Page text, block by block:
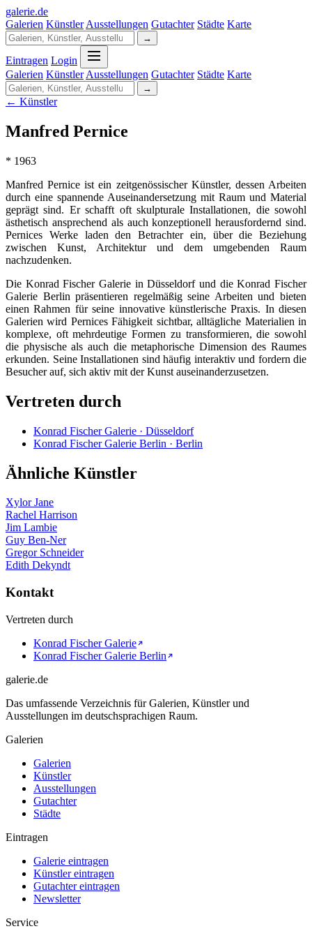
galerie.de
Galerien Künstler Ausstellungen Gutachter Städte Karte
→
Eintragen Login
Galerien Künstler Ausstellungen Gutachter Städte Karte
→
← Künstler
Manfred Pernice
* 1963
Manfred Pernice ist ein zeitgenössischer Künstler, dessen Arbeiten
durch eine spannende Auseinandersetzung mit Raum und Material
geprägt sind. Er schafft oft skulpturale Installationen, die sowohl
ästhetisch ansprechend als auch konzeptionell herausfordernd sind.
Pernices Werke laden den Betrachter ein, über die Beziehung
zwischen Kunst, Architektur und dem umgebenden Raum
nachzudenken.
Die Konrad Fischer Galerie in Düsseldorf und die Konrad Fischer
Galerie Berlin präsentieren regelmäßig seine Arbeiten und bieten
einen Rahmen für seine innovative künstlerische Praxis. In diesen
Galerien wird Pernices Fähigkeit sichtbar, alltägliche Materialien in
komplexe, oft mehrdeutige Formen zu transformieren, die sowohl
die physische als auch die metaphorische Dimension des Raumes
erkunden. Seine Installationen sind häufig interaktiv und fordern die
Besucher auf, sich aktiv mit der Kunst auseinanderzusetzen.
Vertreten durch
Konrad Fischer Galerie · Düsseldorf
Konrad Fischer Galerie Berlin · Berlin
Ähnliche Künstler
Xylor Jane
Rachel Harrison
Jim Lambie
Guy Ben-Ner
Gregor Schneider
Edith Dekyndt
Kontakt
Vertreten durch
Konrad Fischer Galerie
Konrad Fischer Galerie Berlin
galerie.de
Das umfassende Verzeichnis für Galerien, Künstler und
Ausstellungen im deutschsprachigen Raum.
Galerien
Galerien
Künstler
Ausstellungen
Gutachter
Städte
Eintragen
Galerie eintragen
Künstler eintragen
Gutachter eintragen
Newsletter
Service